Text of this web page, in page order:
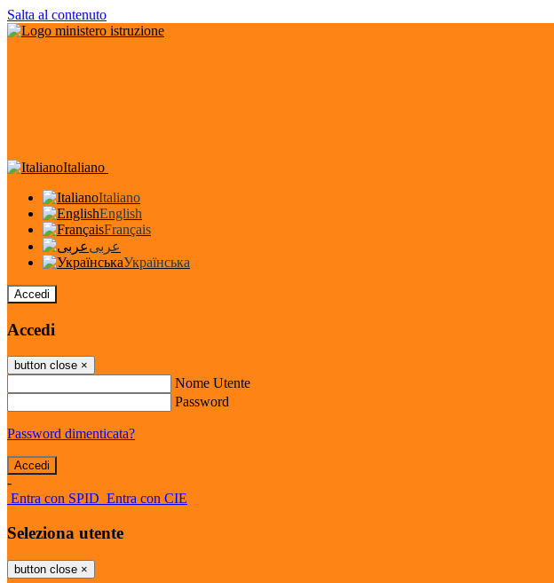
Salta al contenuto
Italiano
Italiano
English
Français
عربى
Українська
Accedi
Accedi
button close ×
Nome Utente
Password
Password dimenticata?
-
Entra con SPID Entra con CIE
Seleziona utente
button close ×